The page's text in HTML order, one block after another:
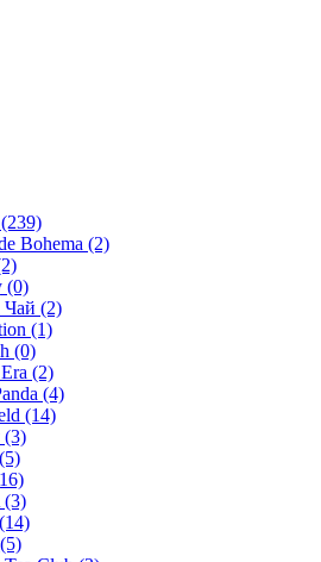
(239)
Bohema (2)
(0)
Чай (2)
(1)
(0)
(2)
(4)
(14)
(3)
(5)
(3)
(14)
(5)